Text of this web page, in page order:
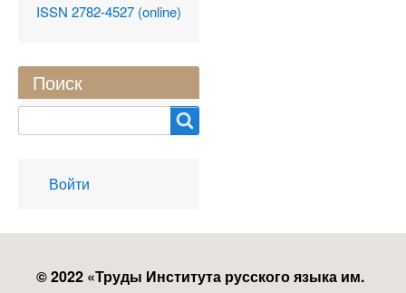
ISSN 2782-4527 (online)
Поиск
User
account
Войти
© 2022 «Труды Института русского языка им.